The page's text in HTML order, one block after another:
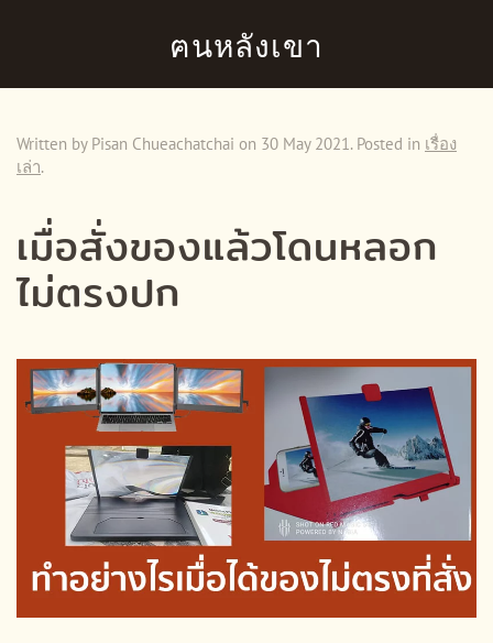
Skip to main contentฅนหลังเขา
Written by Pisan Chueachatchai on 30 May 2021. Posted in เรื่อง
เล่า.
เมื่อสั่งของแล้วโดนหลอก
ไม่ตรงปก